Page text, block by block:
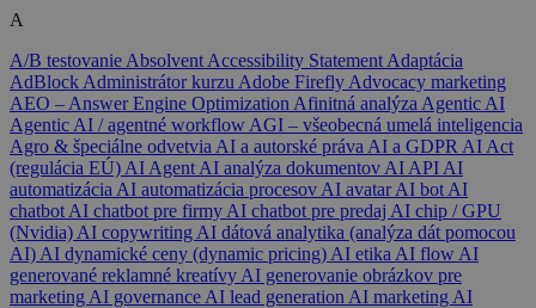
A
A/B testovanie Absolvent Accessibility Statement Adaptácia
AdBlock Administrátor kurzu Adobe Firefly Advocacy marketing
AEO – Answer Engine Optimization Afinitná analýza Agentic AI
Agentic AI / agentné workflow AGI – všeobecná umelá inteligencia
Agro & špeciálne odvetvia AI a autorské práva AI a GDPR AI Act
(regulácia EÚ) AI Agent AI analýza dokumentov AI API AI
automatizácia AI automatizácia procesov AI avatarAI bot AI
chatbot AI chatbot pre firmy AI chatbot pre predaj AI chip / GPU
(Nvidia) AI copywriting AI dátová analytika (analýza dát pomocou
AI) AI dynamické ceny (dynamic pricing) AI etika AI flow AI
generované reklamné kreatívy AI generovanie obrázkov pre
marketing AI governance AI lead generation AI marketing AI